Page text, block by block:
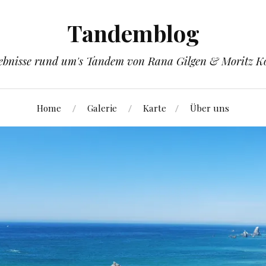
Tandemblog
rund um's Tandem von Rana Gilgen & Moritz
Home Galerie Karte Über uns